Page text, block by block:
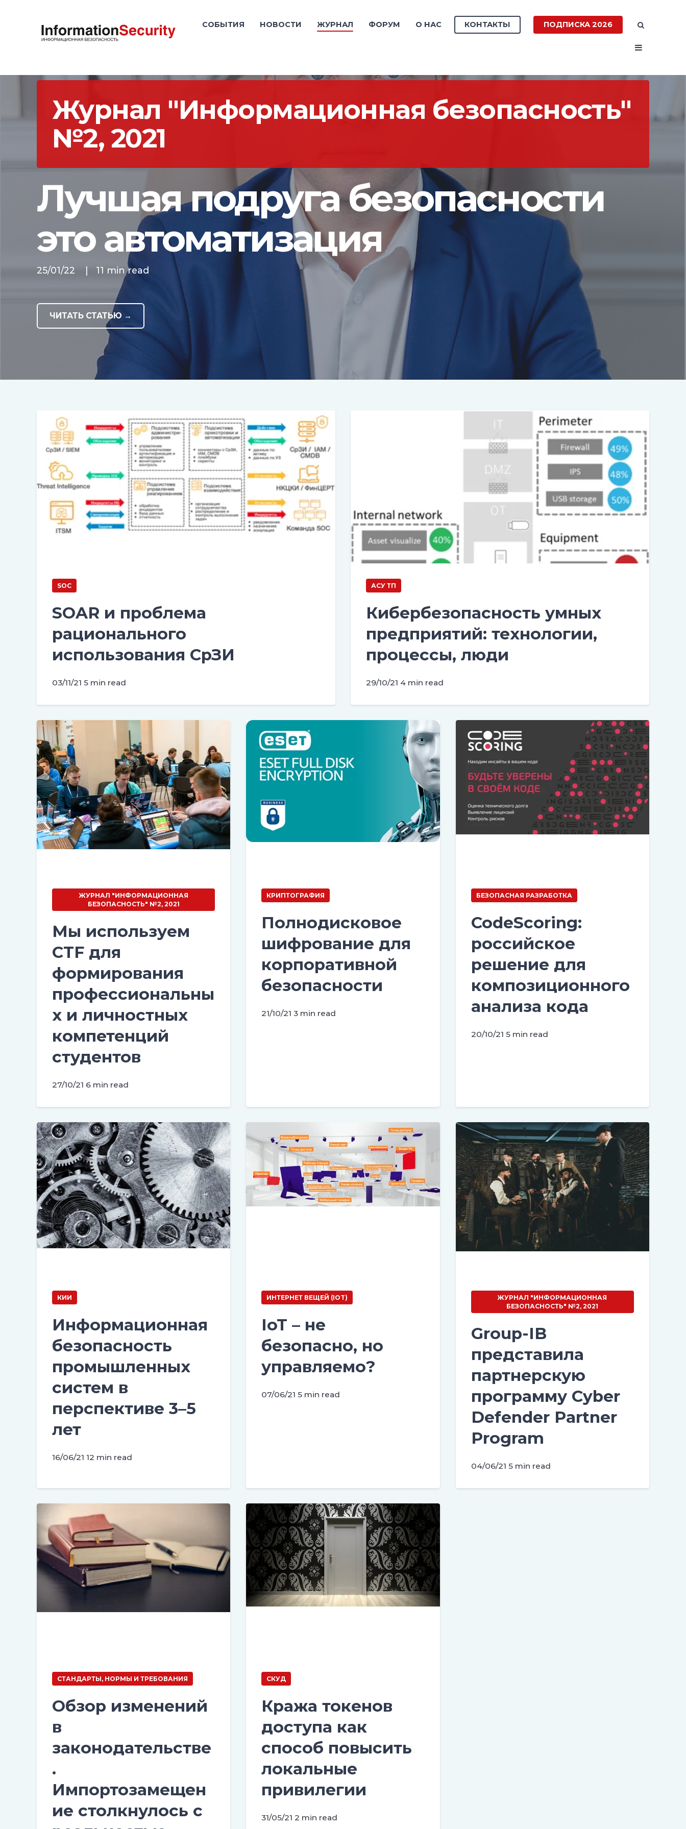
СОБЫТИЯ НОВОСТИ ЖУРНАЛ ФОРУМ О НАС КОНТАКТЫ ПОДПИСКА 2026
Журнал "Информационная безопасность"
№2, 2021
Лучшая подруга безопасности
это автоматизация
25/01/22 11 min read
ЧИТАТЬ СТАТЬЮ →
SOC
SOAR и проблема
рационального
использования СрЗИ
03/11/21 5 min read
АСУ ТП
Кибербезопасность умных
предприятий: технологии,
процессы, люди
29/10/21 4 min read
ЖУРНАЛ "ИНФОРМАЦИОННАЯ
БЕЗОПАСНОСТЬ" №2, 2021
Мы используем
CTF для
формирования
профессиональны
х и личностных
компетенций
студентов
27/10/21 6 min read
КРИПТОГРАФИЯ
Полнодисковое
шифрование для
корпоративной
безопасности
21/10/21 3 min read
БЕЗОПАСНАЯ РАЗРАБОТКА
CodeScoring:
российское
решение для
композиционного
анализа кода
20/10/21 5 min read
КИИ
Информационная
безопасность
промышленных
систем в
перспективе 3–5
лет
16/06/21 12 min read
ИНТЕРНЕТ ВЕЩЕЙ (IOT)
IoT – не
безопасно, но
управляемо?
07/06/21 5 min read
ЖУРНАЛ "ИНФОРМАЦИОННАЯ
БЕЗОПАСНОСТЬ" №2, 2021
Group-IB
представила
партнерскую
программу Cyber
Defender Partner
Program
04/06/21 5 min read
СТАНДАРТЫ, НОРМЫ И ТРЕБОВАНИЯ
Обзор изменений
в
законодательстве
.
Импортозамещен
ие столкнулось с
СКУД
Кража токенов
доступа как
способ повысить
локальные
привилегии
31/05/21 2 min read